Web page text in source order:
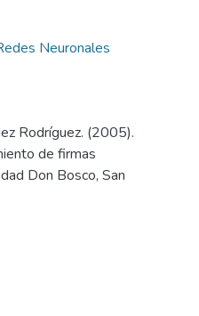
Neuronales
Rodríguez. (2005).
de firmas
Don Bosco, San